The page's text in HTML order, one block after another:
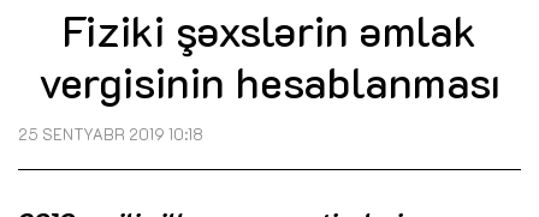
Fiziki şəxslərin əmlak
vergisinin hesablanması
25 SENTYABR 2019 10:18